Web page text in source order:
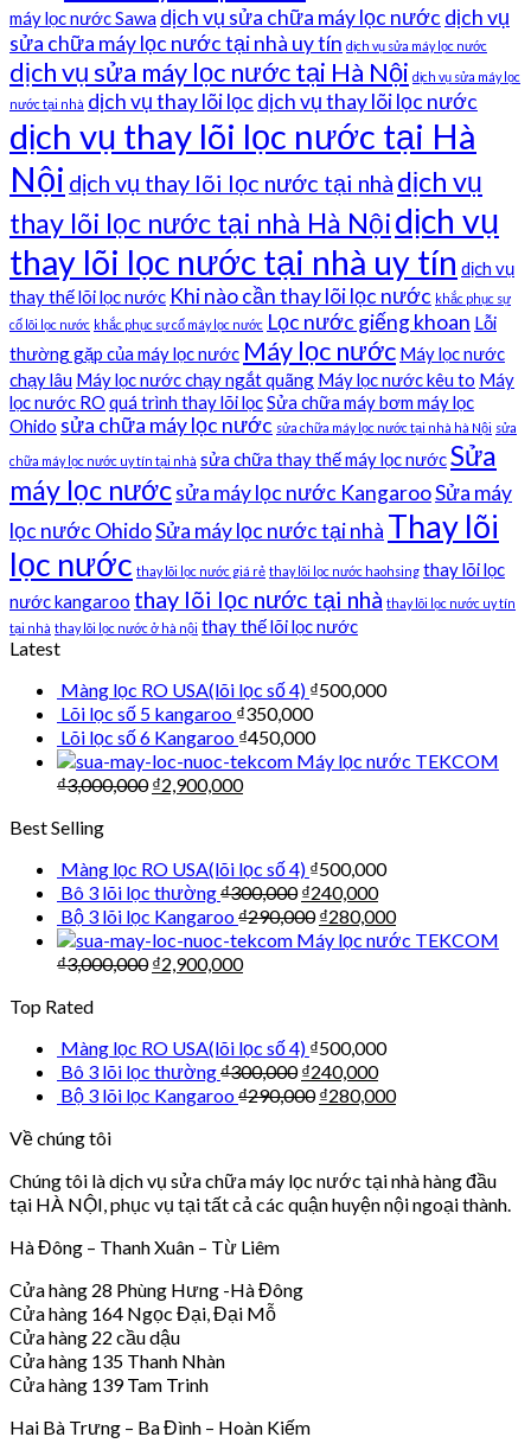
máy lọc nước Sawa dịch vụ sửa chữa máy lọc nước dịch vụ
sửa chữa máy lọc nước tại nhà uy tín dịch vụ sửa máy lọc nước
dịch vụ sửa máy lọc nước tại Hà Nội dịch vụ sửa máy lọc
nước tại nhà dịch vụ thay lõi lọc dịch vụ thay lõi lọc nước
dịch vụ thay lõi lọc nước tại Hà
Nội dịch vụ thay lõi lọc nước tại nhà dịch vụ
thay lõi lọc nước tại nhà Hà Nộidịch vụ
thay lõi lọc nước tại nhà uy tín dịch vụ
thay thế lõi lọc nước Khi nào cần thay lõi lọc nước khắc phục sự
cố lõi lọc nước khắc phục sự cố máy lọc nước Lọc nước giếng khoan Lỗi
thường gặp của máy lọc nước Máy lọc nước Máy lọc nước
chạy lâu Máy lọc nước chạy ngắt quãng Máy lọc nước kêu to Máy
lọc nước RO quá trình thay lõi lọcSửa chữa máy bơm máy lọc
Ohido sửa chữa máy lọc nước sửa chữa máy lọc nước tại nhà hà Nội sửa
chữa máy lọc nước uy tín tại nhà sửa chữa thay thế máy lọc nướcSửa
máy lọc nướcsửa máy lọc nước KangarooSửa máy
lọc nước OhidoSửa máy lọc nước tại nhà Thay lõi
lọc nước thay lõi lọc nước giá rẻ thay lõi lọc nước haohsing thay lõi lọc
nước kangaroo thay lõi lọc nước tại nhà thay lõi lọc nước uy tín
tại nhà thay lõi lọc nước ở hà nội thay thế lõi lọc nước
Latest
Màng lọc RO USA(lõi lọc số 4) ₫500,000
Lõi lọc số 5 kangaroo ₫350,000
Lõi lọc số 6 Kangaroo ₫450,000
Máy lọc nước TEKCOM
₫3,000,000 ₫2,900,000
Best Selling
Màng lọc RO USA(lõi lọc số 4) ₫500,000
Bô 3 lõi lọc thường₫300,000 ₫240,000
Bộ 3 lõi lọc Kangaroo₫290,000 ₫280,000
Máy lọc nước TEKCOM
₫3,000,000 ₫2,900,000
Top Rated
Màng lọc RO USA(lõi lọc số 4) ₫500,000
Bô 3 lõi lọc thường₫300,000 ₫240,000
Bộ 3 lõi lọc Kangaroo₫290,000 ₫280,000
Về chúng tôi
Chúng tôi là dịch vụ sửa chữa máy lọc nước tại nhà hàng đầu
tại HÀ NỘI, phục vụ tại tất cả các quận huyện nội ngoại thành.
Hà Đông – Thanh Xuân – Từ Liêm
Cửa hàng 28 Phùng Hưng -Hà Đông
Cửa hàng 164 Ngọc Đại, Đại Mỗ
Cửa hàng 22 cầu dậu
Cửa hàng 135 Thanh Nhàn
Cửa hàng 139 Tam Trinh
Hai Bà Trưng – Ba Đình – Hoàn Kiếm